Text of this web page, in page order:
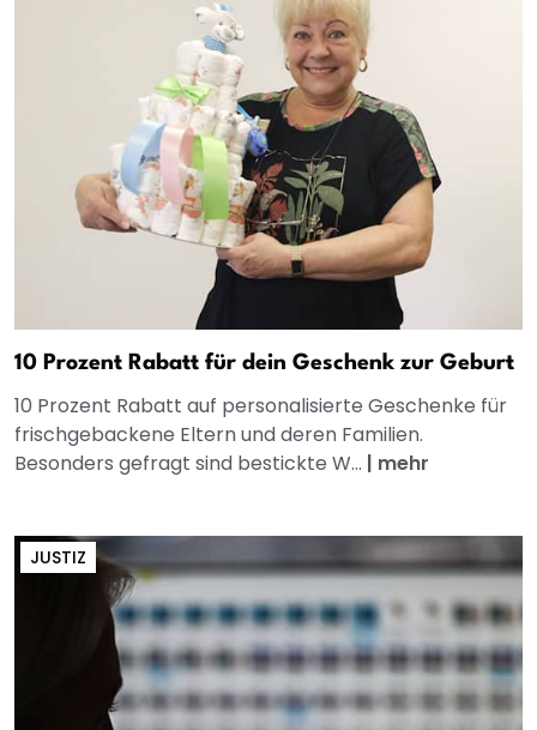
10 Prozent Rabatt für dein Geschenk zur Geburt
10 Prozent Rabatt auf personalisierte Geschenke für
frischgebackene Eltern und deren Familien.
Besonders gefragt sind bestickte W... | mehr
JUSTIZ